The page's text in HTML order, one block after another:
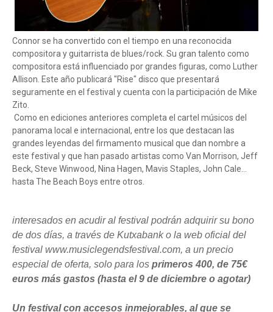
Connor se ha convertido con el tiempo en una reconocida
compositora y guitarrista de blues/rock. Su gran talento como
compositora está influenciado por grandes figuras, como Luther
Allison. Este año publicará "Rise" disco que presentará
seguramente en el festival y cuenta con la participación de Mike
Zito.
Como en ediciones anteriores completa el cartel músicos del
panorama local e internacional, entre los que destacan las
grandes leyendas del firmamento musical que dan nombre a
este festival y que han pasado artistas como Van Morrison, Jeff
Beck, Steve Winwood, Nina Hagen, Mavis Staples, John Cale...
hasta The Beach Boys entre otros.
interesados en acudir al festival podrán adquirir su bono
de dos días, a través de Kutxabank o la web oficial del
festival www.musiclegendsfestival.com, a un precio
especial de oferta, solo para los primeros 400, de 75€
euros más gastos (hasta el 9 de diciembre o agotar)
Un festival con accesos inmejorables, al que se